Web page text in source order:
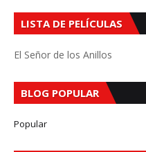
LISTA DE PELÍCULAS
El Señor de los Anillos
BLOG POPULAR
Popular